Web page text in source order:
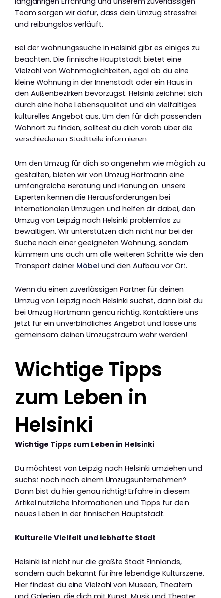
Team sorgen wir dafür, dass dein Umzug stressfrei
und reibungslos verläuft.
Bei der Wohnungssuche in Helsinki gibt es einiges zu
beachten. Die finnische Hauptstadt bietet eine
Vielzahl von Wohnmöglichkeiten, egal ob du eine
kleine Wohnung in der Innenstadt oder ein Haus in
den Außenbezirken bevorzugst. Helsinki zeichnet sich
durch eine hohe Lebensqualität und ein vielfältiges
kulturelles Angebot aus. Um den für dich passenden
Wohnort zu finden, solltest du dich vorab über die
verschiedenen Stadtteile informieren.
Um den Umzug für dich so angenehm wie möglich zu
gestalten, bieten wir von Umzug Hartmann eine
umfangreiche Beratung und Planung an. Unsere
Experten kennen die Herausforderungen bei
internationalen Umzügen und helfen dir dabei, den
Umzug von Leipzig nach Helsinki problemlos zu
bewältigen. Wir unterstützen dich nicht nur bei der
Suche nach einer geeigneten Wohnung, sondern
kümmern uns auch um alle weiteren Schritte wie den
Transport deiner Möbel und den Aufbau vor Ort.
Wenn du einen zuverlässigen Partner für deinen
Umzug von Leipzig nach Helsinki suchst, dann bist du
bei Umzug Hartmann genau richtig. Kontaktiere uns
jetzt für ein unverbindliches Angebot und lasse uns
gemeinsam deinen Umzugstraum wahr werden!
Wichtige Tipps
zum Leben in
Helsinki
Wichtige Tipps zum Leben in Helsinki
Du möchtest von Leipzig nach Helsinki umziehen und
suchst noch nach einem Umzugsunternehmen?
Dann bist du hier genau richtig! Erfahre in diesem
Artikel nützliche Informationen und Tipps für dein
neues Leben in der finnischen Hauptstadt.
Kulturelle Vielfalt und lebhafte Stadt
Helsinki ist nicht nur die größte Stadt Finnlands,
sondern auch bekannt für ihre lebendige Kulturszene.
Hier findest du eine Vielzahl von Museen, Theatern
und Galerien, die dich mit Kunst, Musik und Theater